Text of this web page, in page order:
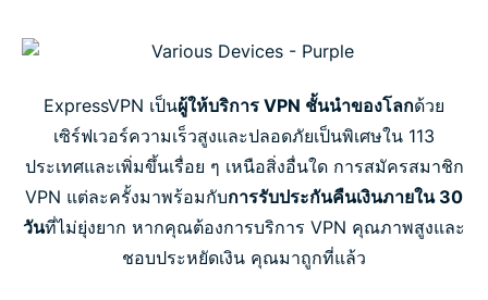
ExpressVPN เป็นผู้ให้บริการ VPN ชั้นนำของโลกด้วย
เซิร์ฟเวอร์ความเร็วสูงและปลอดภัยเป็นพิเศษใน 113
ประเทศและเพิ่มขึ้นเรื่อย ๆ เหนือสิ่งอื่นใด การสมัครสมาชิก
VPN แต่ละครั้งมาพร้อมกับการรับประกันคืนเงินภายใน 30
วันที่ไม่ยุ่งยาก หากคุณต้องการบริการ VPN คุณภาพสูงและ
ชอบประหยัดเงิน คุณมาถูกที่แล้ว